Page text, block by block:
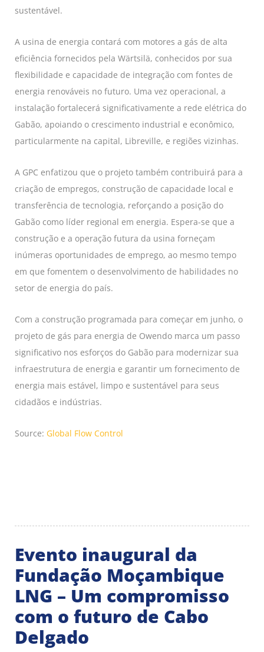
sustentável.
A usina de energia contará com motores a gás de alta
eficiência fornecidos pela Wärtsilä, conhecidos por sua
flexibilidade e capacidade de integração com fontes de
energia renováveis ​​no futuro. Uma vez operacional, a
instalação fortalecerá significativamente a rede elétrica do
Gabão, apoiando o crescimento industrial e econômico,
particularmente na capital, Libreville, e regiões vizinhas.
A GPC enfatizou que o projeto também contribuirá para a
criação de empregos, construção de capacidade local e
transferência de tecnologia, reforçando a posição do
Gabão como líder regional em energia. Espera-se que a
construção e a operação futura da usina forneçam
inúmeras oportunidades de emprego, ao mesmo tempo
em que fomentem o desenvolvimento de habilidades no
setor de energia do país.
Com a construção programada para começar em junho, o
projeto de gás para energia de Owendo marca um passo
significativo nos esforços do Gabão para modernizar sua
infraestrutura de energia e garantir um fornecimento de
energia mais estável, limpo e sustentável para seus
cidadãos e indústrias.
Source: Global Flow Control
Evento inaugural da
Fundação Moçambique
LNG – Um compromisso
com o futuro de Cabo
Delgado